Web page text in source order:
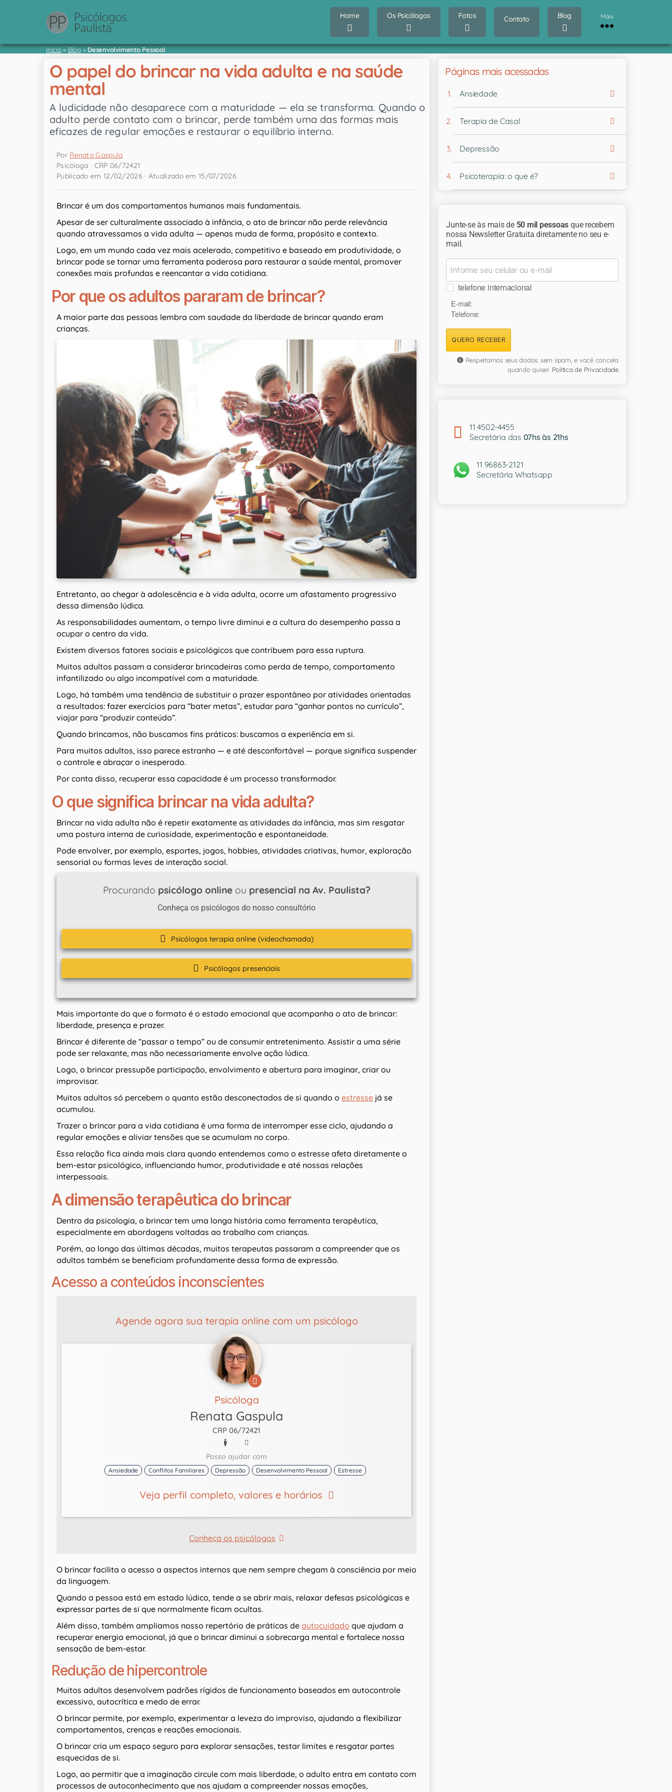
Home Os Psicólogos Fotos Contato Blog Mais
Início»Blog»Desenvolvimento Pessoal
O papel do brincar na vida adulta e na saúde
mental
A ludicidade não desaparece com a maturidade — ela se transforma. Quando o
adulto perde contato com o brincar, perde também uma das formas mais
eficazes de regular emoções e restaurar o equilíbrio interno.
Por Renata Gaspula
Psicóloga · CRP 06/72421
Publicado em 12/02/2026 · Atualizado em 15/07/2026
Brincar é um dos comportamentos humanos mais fundamentais.
Apesar de ser culturalmente associado à infância, o ato de brincar não perde relevância
quando atravessamos a vida adulta — apenas muda de forma, propósito e contexto.
Logo, em um mundo cada vez mais acelerado, competitivo e baseado em produtividade, o
brincar pode se tornar uma ferramenta poderosa para restaurar a saúde mental, promover
conexões mais profundas e reencantar a vida cotidiana.
Por que os adultos pararam de brincar?
A maior parte das pessoas lembra com saudade da liberdade de brincar quando eram
crianças.
Entretanto, ao chegar à adolescência e à vida adulta, ocorre um afastamento progressivo
dessa dimensão lúdica.
As responsabilidades aumentam, o tempo livre diminui e a cultura do desempenho passa a
ocupar o centro da vida.
Existem diversos fatores sociais e psicológicos que contribuem para essa ruptura.
Muitos adultos passam a considerar brincadeiras como perda de tempo, comportamento
infantilizado ou algo incompatível com a maturidade.
Logo, há também uma tendência de substituir o prazer espontâneo por atividades orientadas
a resultados: fazer exercícios para “bater metas”, estudar para “ganhar pontos no currículo”,
viajar para “produzir conteúdo”.
Quando brincamos, não buscamos fins práticos: buscamos a experiência em si.
Para muitos adultos, isso parece estranho — e até desconfortável — porque significa suspender
o controle e abraçar o inesperado.
Por conta disso, recuperar essa capacidade é um processo transformador.
O que significa brincar na vida adulta?
Brincar na vida adulta não é repetir exatamente as atividades da infância, mas sim resgatar
uma postura interna de curiosidade, experimentação e espontaneidade.
Pode envolver, por exemplo, esportes, jogos, hobbies, atividades criativas, humor, exploração
sensorial ou formas leves de interação social.
Procurando psicólogo onlineou presencial na Av. Paulista?
Conheça os psicólogos do nosso consultório
Psicólogos terapia online (videochamada)
Psicólogos presenciais
Mais importante do que o formato é o estado emocional que acompanha o ato de brincar:
liberdade, presença e prazer.
Brincar é diferente de “passar o tempo” ou de consumir entretenimento. Assistir a uma série
pode ser relaxante, mas não necessariamente envolve ação lúdica.
Logo, o brincar pressupõe participação, envolvimento e abertura para imaginar, criar ou
improvisar.
Muitos adultos só percebem o quanto estão desconectados de si quando o estresse já se
acumulou.
Trazer o brincar para a vida cotidiana é uma forma de interromper esse ciclo, ajudando a
regular emoções e aliviar tensões que se acumulam no corpo.
Essa relação fica ainda mais clara quando entendemos como o estresse afeta diretamente o
bem-estar psicológico, influenciando humor, produtividade e até nossas relações
interpessoais.
A dimensão terapêutica do brincar
Dentro da psicologia, o brincar tem uma longa história como ferramenta terapêutica,
especialmente em abordagens voltadas ao trabalho com crianças.
Porém, ao longo das últimas décadas, muitos terapeutas passaram a compreender que os
adultos também se beneficiam profundamente dessa forma de expressão.
Acesso a conteúdos inconscientes
Agende agora sua terapia online com um psicólogo
Psicóloga
Renata Gaspula
CRP 06/72421
Posso ajudar com
Ansiedade Conflitos Familiares Depressão Desenvolvimento Pessoal Estresse
Veja perfil completo, valores e horários
Conheça os psicólogos
O brincar facilita o acesso a aspectos internos que nem sempre chegam à consciência por meio
da linguagem.
Quando a pessoa está em estado lúdico, tende a se abrir mais, relaxar defesas psicológicas e
expressar partes de si que normalmente ficam ocultas.
Além disso, também ampliamos nosso repertório de práticas de autocuidado que ajudam a
recuperar energia emocional, já que o brincar diminui a sobrecarga mental e fortalece nossa
sensação de bem-estar.
Redução de hipercontrole
Muitos adultos desenvolvem padrões rígidos de funcionamento baseados em autocontrole
excessivo, autocrítica e medo de errar.
O brincar permite, por exemplo, experimentar a leveza do improviso, ajudando a flexibilizar
comportamentos, crenças e reações emocionais.
O brincar cria um espaço seguro para explorar sensações, testar limites e resgatar partes
esquecidas de si.
Logo, ao permitir que a imaginação circule com mais liberdade, o adulto entra em contato com
processos de autoconhecimento que nos ajudam a compreender nossas emoções,
Páginas mais acessadas
Ansiedade
Terapia de Casal
Depressão
Psicoterapia: o que é?
Junte-se às mais de 50 mil pessoas que recebem
nossa Newsletter Gratuita diretamente no seu e-
mail.
telefone internacional
E-mail:
Telefone:
QUERO RECEBER
Respeitamos seus dados: sem spam, e você cancela
quando quiser. Política de Privacidade
11 4502-4455
Secretária das 07hs às 21hs
11 96863-2121
Secretária Whatsapp